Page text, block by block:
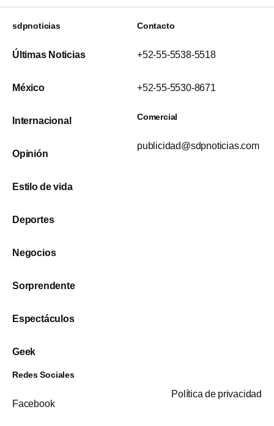
sdpnoticias
Últimas Noticias
México
Internacional
Opinión
Estilo de vida
Deportes
Negocios
Sorprendente
Espectáculos
Geek
Contacto
+52-55-5538-5518
+52-55-5530-8671
Comercial
publicidad@sdpnoticias.com
Redes Sociales
Facebook
Política de privacidad